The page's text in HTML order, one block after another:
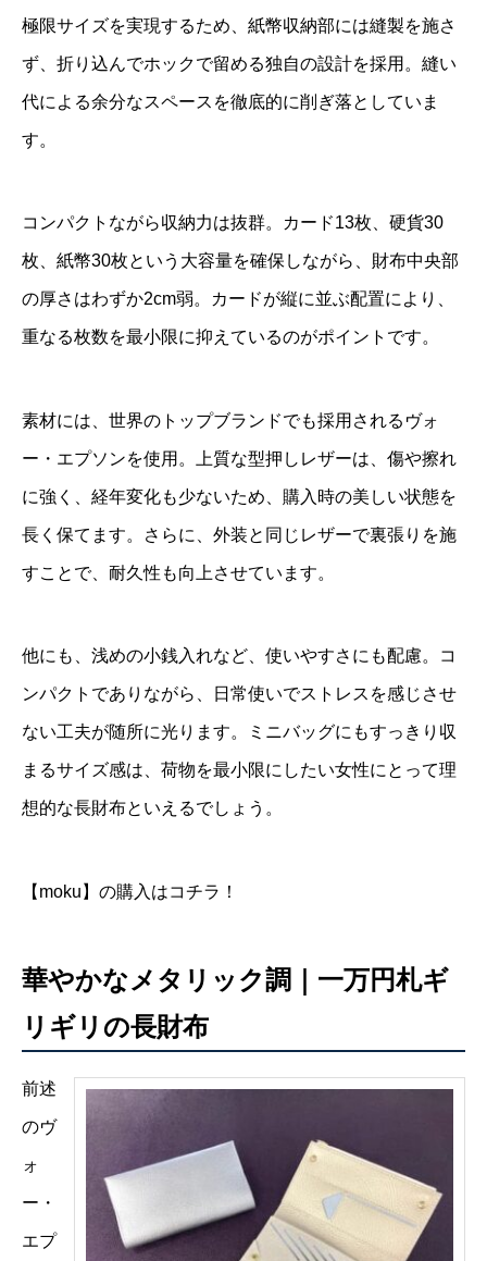
極限サイズを実現するため、紙幣収納部には縫製を施さ
ず、折り込んでホックで留める独自の設計を採用。縫い
代による余分なスペースを徹底的に削ぎ落としていま
す。
コンパクトながら収納力は抜群。カード13枚、硬貨30
枚、紙幣30枚という大容量を確保しながら、財布中央部
の厚さはわずか2cm弱。カードが縦に並ぶ配置により、
重なる枚数を最小限に抑えているのがポイントです。
素材には、世界のトップブランドでも採用されるヴォ
ー・エプソンを使用。上質な型押しレザーは、傷や擦れ
に強く、経年変化も少ないため、購入時の美しい状態を
長く保てます。さらに、外装と同じレザーで裏張りを施
すことで、耐久性も向上させています。
他にも、浅めの小銭入れなど、使いやすさにも配慮。コ
ンパクトでありながら、日常使いでストレスを感じさせ
ない工夫が随所に光ります。ミニバッグにもすっきり収
まるサイズ感は、荷物を最小限にしたい女性にとって理
想的な長財布といえるでしょう。
【moku】の購入はコチラ！
華やかなメタリック調｜一万円札ギ
リギリの長財布
前述
のヴ
ォ
ー・
エプ